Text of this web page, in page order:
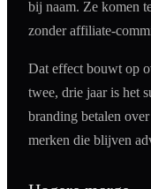
bij naam. Ze komen
zonder affiliate-
Dat effect bouwt op
twee, drie jaar is het
branding betalen
merken die blijven